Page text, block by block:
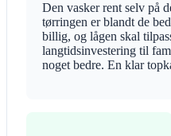
Den vasker rent selv på
tørringen er blandt de
billig, og lågen skal
langtidsinvestering til
noget bedre. En klar